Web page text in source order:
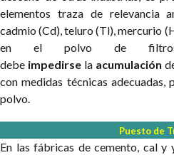
elementos traza de relevancia
cadmio (Cd), teluro (Tl), mercurio
en el polvo de
debe impedirsela acumulación
con medidas técnicas adecuadas,
polvo.
Puesto de
En las fábricas de cemento, cal y